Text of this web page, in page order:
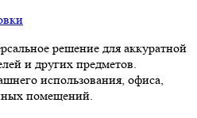
решение для аккуратной
и других предметов.
использования, офиса,
помещений.